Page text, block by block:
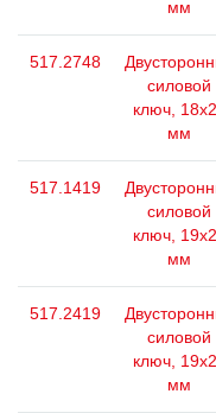
мм
517.2748
силовой
ключ,
мм
517.1419
силовой
ключ,
мм
517.2419
силовой
ключ,
мм